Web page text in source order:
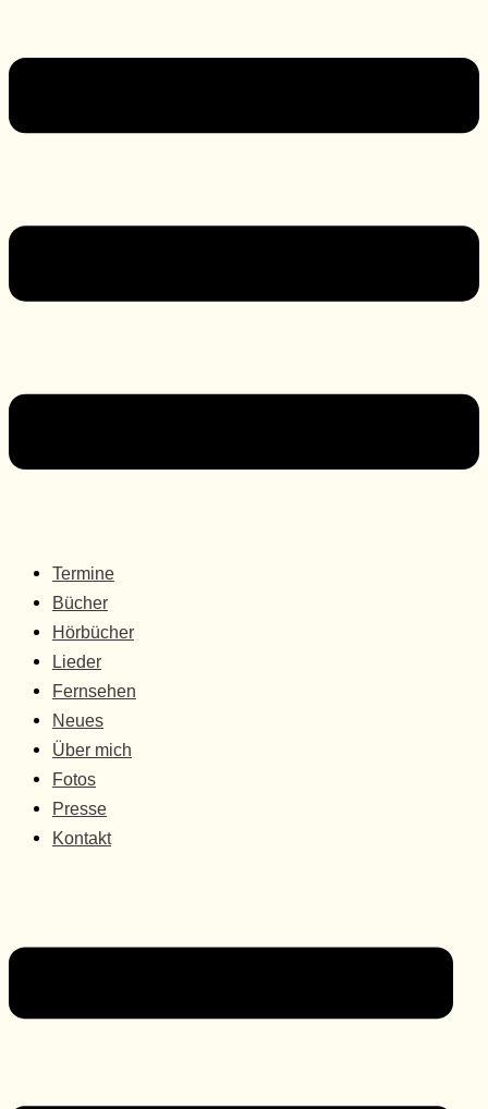
Termine
Bücher
Hörbücher
Lieder
Fernsehen
Neues
Über mich
Fotos
Presse
Kontakt